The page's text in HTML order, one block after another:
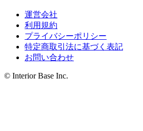
運営会社
利用規約
プライバシーポリシー
特定商取引法に基づく表記
お問い合わせ
© Interior Base Inc.